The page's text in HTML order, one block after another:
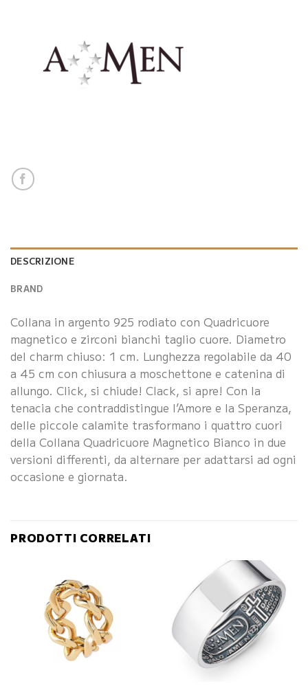
DESCRIZIONE
BRAND
Collana in argento 925 rodiato con Quadricuore
magnetico e zirconi bianchi taglio cuore. Diametro
del charm chiuso: 1 cm. Lunghezza regolabile da 40
a 45 cm con chiusura a moschettone e catenina di
allungo. Click, si chiude! Clack, si apre! Con la
tenacia che contraddistingue l’Amore e la Speranza,
delle piccole calamite trasformano i quattro cuori
della Collana Quadricuore Magnetico Bianco in due
versioni differenti, da alternare per adattarsi ad ogni
occasione e giornata.
PRODOTTI CORRELATI